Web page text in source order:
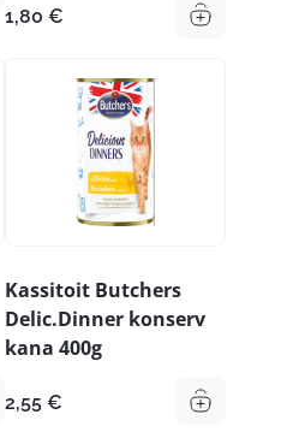
1,80 €
Kassitoit Butchers
Delic.Dinner konserv
kana 400g
2,55 €